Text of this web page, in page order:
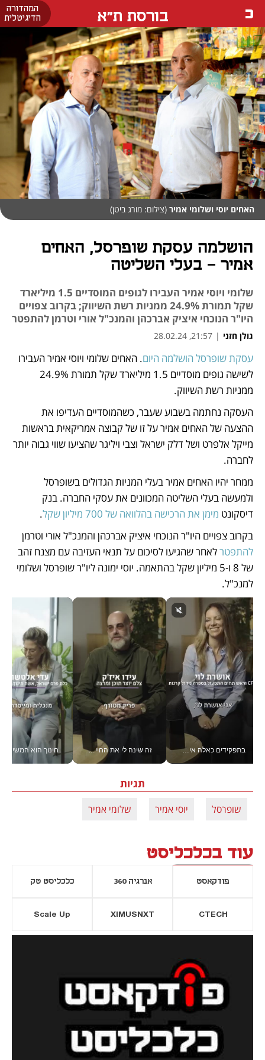
המהדורה
הדיגיטלית
בורסת ת"א
האחים יוסי ושלומי אמיר (צילום: מורג ביטן)
הושלמה עסקת שופרסל, האחים
אמיר - בעלי השליטה
שלומי ויוסי אמיר העבירו לגופים המוסדיים 1.5 מיליארד
שקל תמורת 24.9% ממניות רשת השיווק; בקרוב צפויים
היו"ר הנוכחי איציק אברכהן והמנכ"ל אורי וטרמן להתפטר
גולן חזני |
21:57, 28.02.24
עסקת שופרסל הושלמה היום
ממניות רשת השיווק.
לחברה.
דיסקונט מימן את הרכישה בהלוואה של 700 מיליון שקל
.
בקרוב צפויים היו"ר הנוכחי איציק אברכהן והמנכ"ל אורי וטרמן
להתפטר
למנכ"ל.
בתפקידים כאלה אי אפשר לחכות: אושרת לוי מניעה השקעות ענק מהטלפון_v זה שינה לי את החיים: איך עידו איז'ק הופך את הסמארטפון לכלי צילום מקצועי_v
תגיות
שופרסל יוסי אמיר שלומי אמיר
עוד בכלכליסט
פודקאסט אנרגיה 360 כלכליסט טק
CTECH
XIMUSNXT
Scale Up
נפתח בכרטיסייה חדשה חדשה